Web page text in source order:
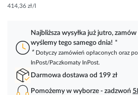
414,36 zł/l
Najbliższa wysyłka już jutro,
wyślemy tego samego dnia! *
* Dotyczy zamówień opłaconych oraz
InPost/Paczkomaty InPost.
Darmowa dostawa od 199 zł
Pomożemy w wyborze - zadzwoń